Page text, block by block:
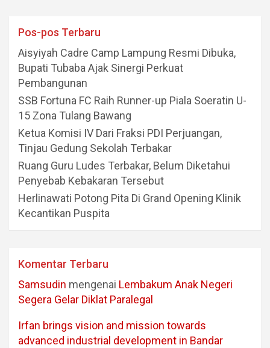
Pos-pos Terbaru
Aisyiyah Cadre Camp Lampung Resmi Dibuka,
Bupati Tubaba Ajak Sinergi Perkuat
Pembangunan
SSB Fortuna FC Raih Runner-up Piala Soeratin U-
15 Zona Tulang Bawang
Ketua Komisi IV Dari Fraksi PDI Perjuangan,
Tinjau Gedung Sekolah Terbakar
Ruang Guru Ludes Terbakar, Belum Diketahui
Penyebab Kebakaran Tersebut
Herlinawati Potong Pita Di Grand Opening Klinik
Kecantikan Puspita
Komentar Terbaru
Samsudin mengenai Lembakum Anak Negeri
Segera Gelar Diklat Paralegal
Irfan brings vision and mission towards
advanced industrial development in Bandar